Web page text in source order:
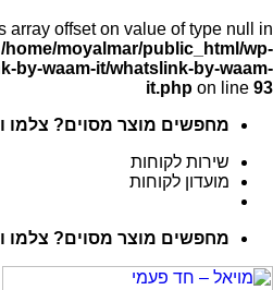
array offset on value of type null in
/home/moyalmar/public_html/wp-
by-waam-it/whatslink-by-waam-
it.php on line 93
מחפשים מוצר מסוים? צלמו
שירות לקוחות
מועדון לקוחות
מחפשים מוצר מסוים? צלמו